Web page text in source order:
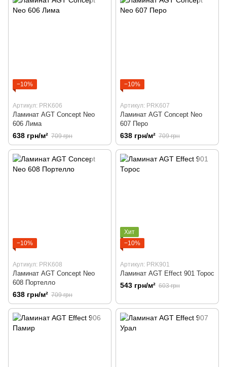
−10%
Артикул: PRK606
Ламинат AGT Concept Neo
606 Лима
638 грн/м² 709 грн
−10%
Артикул: PRK607
Ламинат AGT Concept Neo
607 Перо
638 грн/м² 709 грн
−10%
Артикул: PRK608
Ламинат AGT Concept Neo
608 Портелло
638 грн/м² 709 грн
Хит
−10%
Артикул: PRK901
Ламинат AGT Effect 901 Торос
543 грн/м² 603 грн